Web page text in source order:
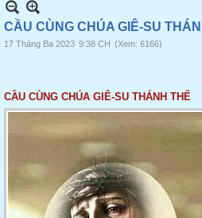
CẦU CÙNG CHÚA GIÊ-SU
17 Tháng Ba 2023 9:38 CH (Xem: 6166)
CẦU CÙNG CHÚA GIÊ-SU THÁNH THỂ